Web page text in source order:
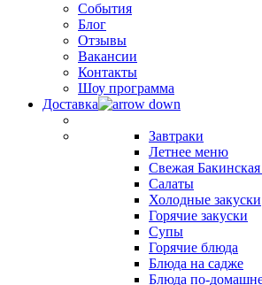
События
Блог
Отзывы
Вакансии
Контакты
Шоу программа
Доставка
Завтраки
Летнее меню
Свежая
Салаты
Холодные закуски
Горячие закуски
Супы
Горячие блюда
Блюда на садже
Блюда по-